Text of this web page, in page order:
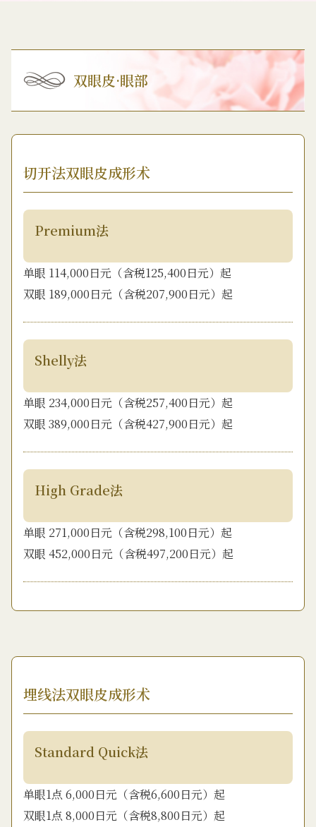
双眼皮·眼部
切开法双眼皮成形术
Premium法
单眼 114,000日元（含税125,400日元）起
双眼 189,000日元（含税207,900日元）起
Shelly法
单眼 234,000日元（含税257,400日元）起
双眼 389,000日元（含税427,900日元）起
High Grade法
单眼 271,000日元（含税298,100日元）起
双眼 452,000日元（含税497,200日元）起
埋线法双眼皮成形术
Standard Quick法
单眼1点 6,000日元（含税6,600日元）起
双眼1点 8,000日元（含税8,800日元）起